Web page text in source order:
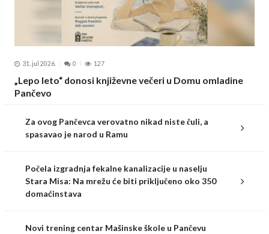
31. jul 2026. 0 127
„Lepo leto“ donosi književne večeri u Domu omladine
Pančevo
Za ovog Pančevca verovatno nikad niste čuli, a
spasavao je narod u Ramu
Počela izgradnja fekalne kanalizacije u naselju
Stara Misa: Na mrežu će biti priključeno oko 350
domaćinstava
Novi trening centar Mašinske škole u Pančevu